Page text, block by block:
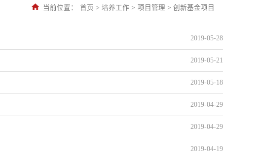
当前位置： 首页 > 培养工作 > 项目管理 > 创新基金项目
2019-05-28
2019-05-21
2019-05-18
2019-04-29
2019-04-29
2019-04-19